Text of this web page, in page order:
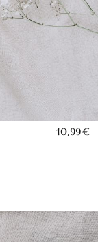
10,99 €